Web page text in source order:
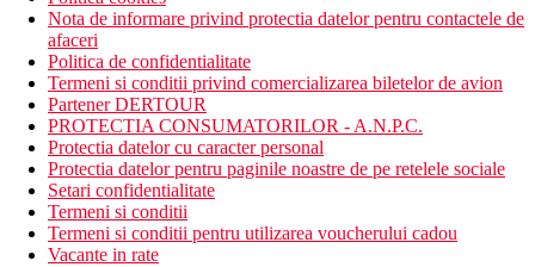
sala de conferinta
Wi-Fi la receptie (gratuit)
internet cafe (contra cost)
magazine
coafor
cinema
centru SPA
piscina (sezlonguri, umbrele si prosoape gratuite)
piscina acoperita
piscina pentru copii
loc de joaca
mini club (pentru copii 4-12 ani)
Nota de informare privind protectia datelor pentru contactele de
afaceri
Politica de confidentialitate
Termeni si conditii privind comercializarea biletelor de avion
Partener DERTOUR
PROTECTIA CONSUMATORILOR - A.N.P.C.
Protectia datelor cu caracter personal
Protectia datelor pentru paginile noastre de pe retelele sociale
Setari confidentialitate
Termeni si conditii
Termeni si conditii pentru utilizarea voucherului cadou
Vacante in rate